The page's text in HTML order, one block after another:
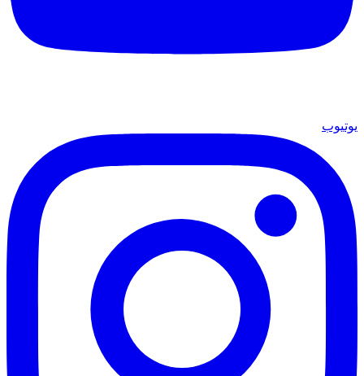
يوتيوب